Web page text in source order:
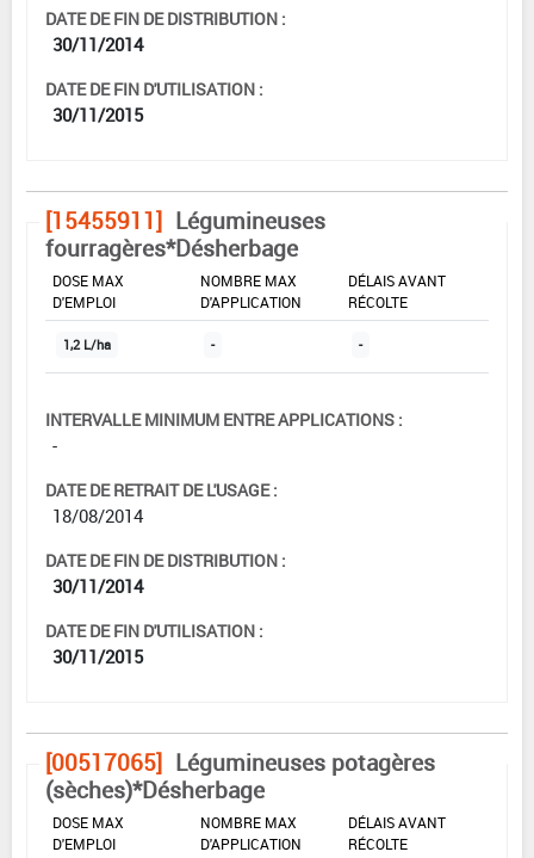
DATE DE FIN DE DISTRIBUTION :
30/11/2014
DATE DE FIN D'UTILISATION :
30/11/2015
[15455911] Légumineuses
fourragères*Désherbage
DOSE MAX
D'EMPLOI
NOMBRE MAX
D'APPLICATION
DÉLAIS AVANT
RÉCOLTE
1,2 L/ha - -
INTERVALLE MINIMUM ENTRE APPLICATIONS :
-
DATE DE RETRAIT DE L'USAGE :
18/08/2014
DATE DE FIN DE DISTRIBUTION :
30/11/2014
DATE DE FIN D'UTILISATION :
30/11/2015
[00517065] Légumineuses potagères
(sèches)*Désherbage
DOSE MAX
D'EMPLOI
NOMBRE MAX
D'APPLICATION
DÉLAIS AVANT
RÉCOLTE